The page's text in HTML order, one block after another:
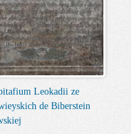
Leokadii ze
de Biberstein